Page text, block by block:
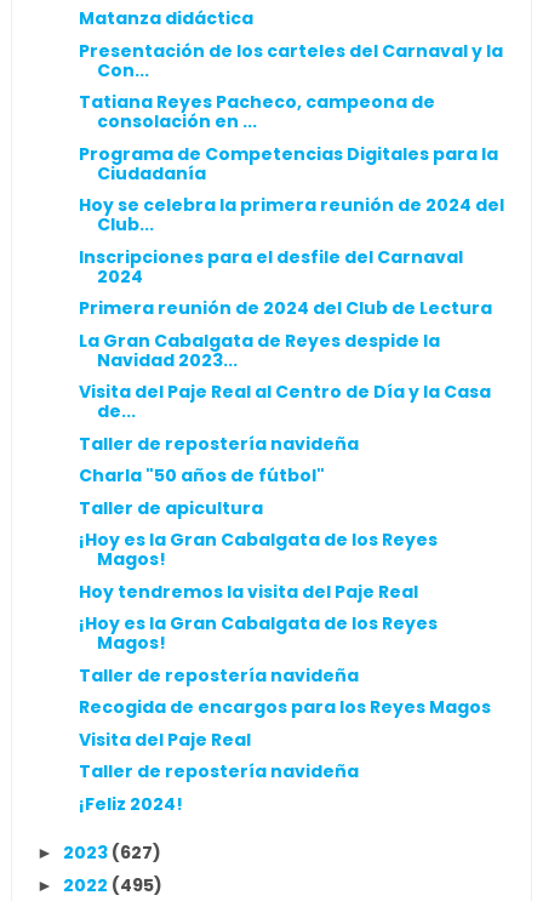
Matanza didáctica
Presentación de los carteles del Carnaval y la
Con...
Tatiana Reyes Pacheco, campeona de
consolación en ...
Programa de Competencias Digitales para la
Ciudadanía
Hoy se celebra la primera reunión de 2024 del
Club...
Inscripciones para el desfile del Carnaval
2024
Primera reunión de 2024 del Club de Lectura
La Gran Cabalgata de Reyes despide la
Navidad 2023...
Visita del Paje Real al Centro de Día y la Casa
de...
Taller de repostería navideña
Charla "50 años de fútbol"
Taller de apicultura
¡Hoy es la Gran Cabalgata de los Reyes
Magos!
Hoy tendremos la visita del Paje Real
¡Hoy es la Gran Cabalgata de los Reyes
Magos!
Taller de repostería navideña
Recogida de encargos para los Reyes Magos
Visita del Paje Real
Taller de repostería navideña
¡Feliz 2024!
► 2023 (627)
► 2022 (495)